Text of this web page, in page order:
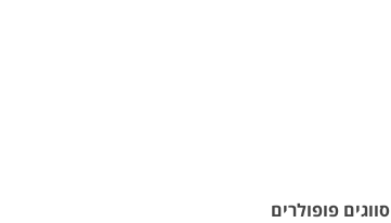
סווגים פופולרים